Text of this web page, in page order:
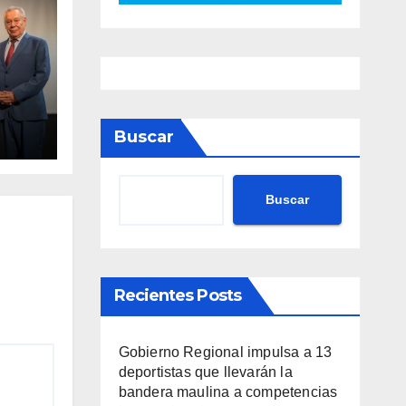
Buscar
Buscar
Recientes Posts
Gobierno Regional impulsa a 13
deportistas que llevarán la
bandera maulina a competencias